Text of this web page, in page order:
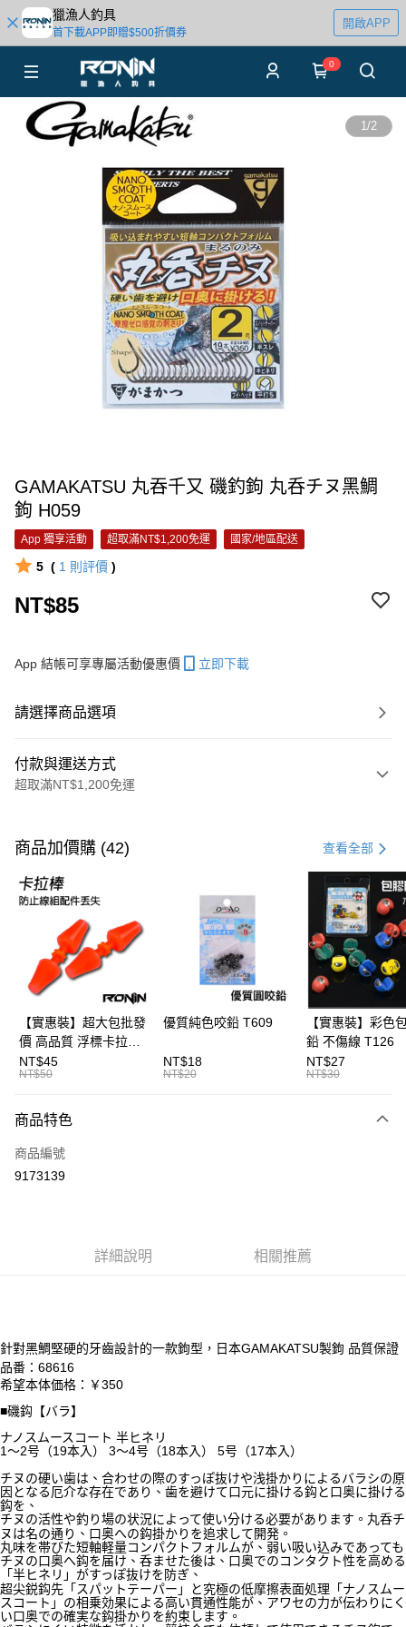
獵漁人釣具
首下載APP即贈$500折價券
開啟APP
0
1/2
GAMAKATSU 丸吞千又 磯釣鉤 丸呑チヌ黑鯛
鉤 H059
App 獨享活動 超取滿NT$1,200免運 國家/地區配送
5 ( 1 則評價 )
NT$85
App 結帳可享專屬活動優惠價 立即下載
請選擇商品選項
付款與運送方式
超取滿NT$1,200免運
信用卡一次付款
信用卡分期付款
3 期 0 利率 每期 21家銀行
合作金庫商業銀行
第一商業銀行
華南商業銀行
彰化商業銀行
上海商業儲蓄銀行
台北富邦商業銀行
國泰世華商業銀行
兆豐國際商業銀行
臺灣中小企業銀行
台中商業銀行
匯豐（台灣）商業銀行
華泰商業銀行
聯邦商業銀行
元大商業銀行
台灣樂天信用卡公司
超商取貨付款
Apple Pay
悠遊付
大哥付你分期
【大哥付你分期使用說明】
2.付款方式選擇「大哥付你分期」，訂單成立後會自動跳轉到大哥付的交易
流程，驗證手機門號後，選擇欲分期的期數、繳款截止日，確認付款後即完
法說明評估內容。
【繳款方式說明】
【注意事項】
1.本服務係由「台灣大哥大股份有限公司」（以下簡稱本公司）所提供，讓
買賣價金債權讓與本公司後，依約使用本公司帳單繳交帳款。
2.基於同意付款使用「大哥付你分期」之契約關係目的，商店將以您的個人
資料（包含姓名、電話或地址）提供予台灣大哥大進項蒐集、處理及利用，
3.完整用戶服務條款，請詳閱以下連結：https://oppay.tw/userRule
相關說明
【關於「AFTEE先享後付」】
３．安心：先確認商品／服務後，再付款。
２．訂單成立數日內，您將收到繳費通知簡訊。
３．收到繳費通知簡訊後14天內，點擊此簡訊中的連結，可透過四大超商／
ATM／網路銀行／等多元方式進行付款，方視為交易完成。
※ 請注意：結帳手續完成當下不需立刻繳費，但若您需要取消訂單，請聯絡
購買商品的店家。未經商家同意取消之訂單仍視為有效，需透過AFTEE先享
後付繳納相關費用。
※ 交易是否成功請以「AFTEE先享後付 」之結帳頁面顯示為準，若有關於
是否繳費成功／繳費後需取消欲退款等相關疑問，請聯繫「AFTEE先享後付
客戶支援中心」
https://netprotections.freshdesk.com/support/home
【注意事項】
１．透過由恩沛科技股份有限公司提供之「AFTEE先享後付」服務完成之交
易，需依本服務之必要範圍內提供個人資料，並將交易相關給付款項請求債
權轉讓予恩沛科技股份有限公司。
２．關於個人資料處理事宜，請瀏覽以下網址：
https://aftee.tw/terms/#terms3
３．未成年的使用者請事先徵得法定代理人或監護人之同意方可使用
「AFTEE先享後付」，若未經同意申辦者引起之損失，本公司不負相關責
付款後全家取貨
每筆NT$60，滿NT$1,200(含以上)免運費
7-11取貨付款
每筆NT$60，滿NT$1,200(含以上)免運費
付款後7-11取貨
每筆NT$60，滿NT$1,200(含以上)免運費
一般宅配（門市自取請勿下單，請聯繫客服）
每筆NT$100，滿NT$2,000(含以上)免運費
離島一般宅配
每筆NT$200，滿NT$2,000(含以上)免運費
商品加價購 (42) 查看全部
【實惠裝】超大包批發
價 高品質 浮標卡拉棒
20入 T086
NT$45
NT$50
優質純色咬鉛 T609
NT$18
NT$20
【實惠裝】彩色
鉛 不傷線 T126
NT$27
NT$30
商品特色
商品編號
9173139
詳細說明 相關推薦
針對黑鯛堅硬的牙齒設計的一款鉤型，日本GAMAKATSU製鉤 品質保證
品番：68616
希望本体価格：￥350
■磯鈎【バラ】
ナノスムースコート 半ヒネリ
1～2号（19本入） 3～4号（18本入） 5号（17本入）
チヌの硬い歯は、合わせの際のすっぽ抜けや浅掛かりによるバラシの原
因となる厄介な存在であり、歯を避けて口元に掛ける鈎と口奥に掛ける
鈎を、
チヌの活性や釣り場の状況によって使い分ける必要があります。丸呑チ
ヌは名の通り、口奥への鈎掛かりを追求して開発。
丸味を帯びた短軸軽量コンパクトフォルムが、弱い吸い込みであっても
チヌの口奥へ鈎を届け、呑ませた後は、口奥でのコンタクト性を高める
「半ヒネリ」がすっぽ抜けを防ぎ、
超尖鋭鈎先「スパットテーパー」と究極の低摩擦表面処理「ナノスムー
スコート」の相乗効果による高い貫通性能が、アワセの力が伝わりにく
い口奥での確実な鈎掛かりを約束します。